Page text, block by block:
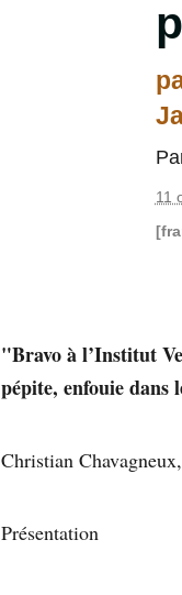
11
"Bravo à l’Institut
pépite, enfouie dans
Christian
Présentation